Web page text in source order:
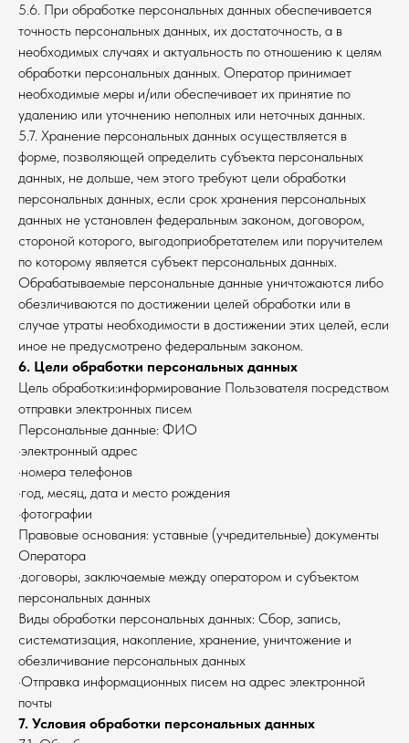
5.6. При обработке персональных данных обеспечивается
точность персональных данных, их достаточность, а в
необходимых случаях и актуальность по отношению к целям
обработки персональных данных. Оператор принимает
необходимые меры и/или обеспечивает их принятие по
удалению или уточнению неполных или неточных данных.
5.7. Хранение персональных данных осуществляется в
форме, позволяющей определить субъекта персональных
данных, не дольше, чем этого требуют цели обработки
персональных данных, если срок хранения персональных
данных не установлен федеральным законом, договором,
стороной которого, выгодоприобретателем или поручителем
по которому является субъект персональных данных.
Обрабатываемые персональные данные уничтожаются либо
обезличиваются по достижении целей обработки или в
случае утраты необходимости в достижении этих целей, если
иное не предусмотрено федеральным законом.
6. Цели обработки персональных данных
Цель обработки:информирование Пользователя посредством
отправки электронных писем
Персональные данные: ФИО
·электронный адрес
·номера телефонов
·год, месяц, дата и место рождения
·фотографии
Правовые основания: уставные (учредительные) документы
Оператора
·договоры, заключаемые между оператором и субъектом
персональных данных
Виды обработки персональных данных: Сбор, запись,
систематизация, накопление, хранение, уничтожение и
обезличивание персональных данных
·Отправка информационных писем на адрес электронной
почты
7. Условия обработки персональных данных